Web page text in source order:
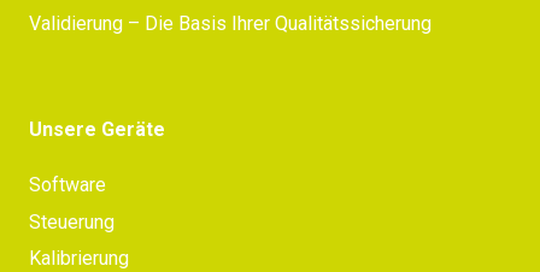
Validierung – Die Basis Ihrer Qualitätssicherung
Unsere Geräte
Software
Steuerung
Kalibrierung